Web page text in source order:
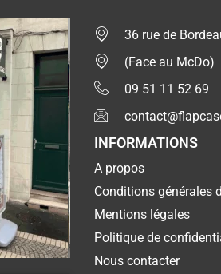
36 rue de
(Face au McDo)
09 51 11 52 69
INFORMATIONS
A propos
Conditions générales
Mentions légales
Politique de
Nous contacter